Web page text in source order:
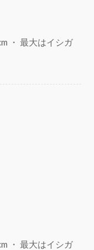
・ 最大はイシガ
・ 最大はイシガ